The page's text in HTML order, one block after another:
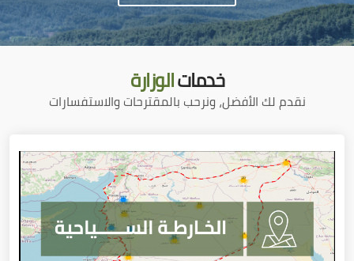
خدماتالوزارة
نقدم لك الأفضل، ونرحب بالمقترحات والاستفسارات